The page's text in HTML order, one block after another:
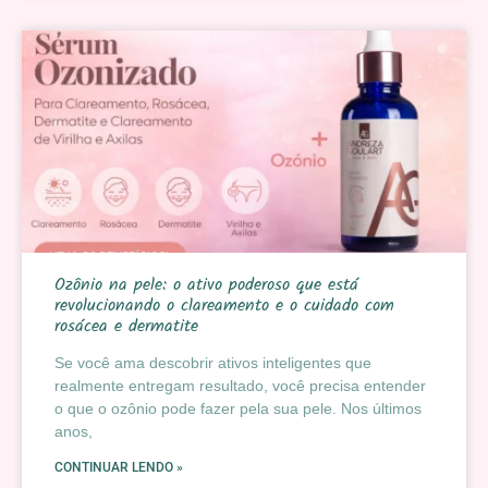
Ozônio na pele: o ativo poderoso que está
revolucionando o clareamento e o cuidado com
rosácea e dermatite
Se você ama descobrir ativos inteligentes que
realmente entregam resultado, você precisa entender
o que o ozônio pode fazer pela sua pele. Nos últimos
anos,
CONTINUAR LENDO »